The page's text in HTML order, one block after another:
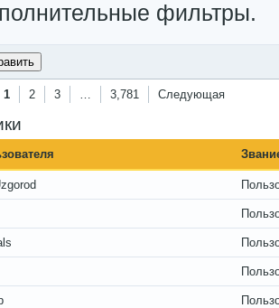
фильтры.
1 2 3 … 3,781 Следующая